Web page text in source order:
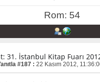
Rom: 54
31. İstanbul Kitap Fuarı
#187 : 22 Kasım 2012,